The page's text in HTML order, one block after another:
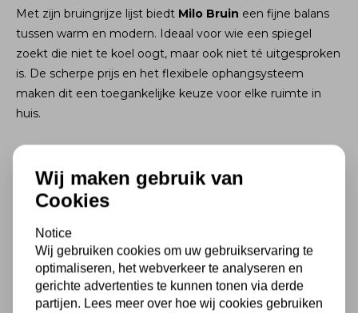
Met zijn bruingrijze lijst biedt Milo Bruin een fijne balans
tussen warm en modern. Ideaal voor wie een spiegel
zoekt die niet te koel oogt, maar ook niet té uitgesproken
is. De scherpe prijs en het flexibele ophangsysteem
maken dit een toegankelijke keuze voor elke ruimte in
huis.
Specificaties
Kleur
Formaat divers
Lijstdiepte 2 cm
Wij maken gebruik van
Cookies
Notice
Wij gebruiken cookies om uw gebruikservaring te
optimaliseren, het webverkeer te analyseren en
gerichte advertenties te kunnen tonen via derde
partijen. Lees meer over hoe wij cookies gebruiken